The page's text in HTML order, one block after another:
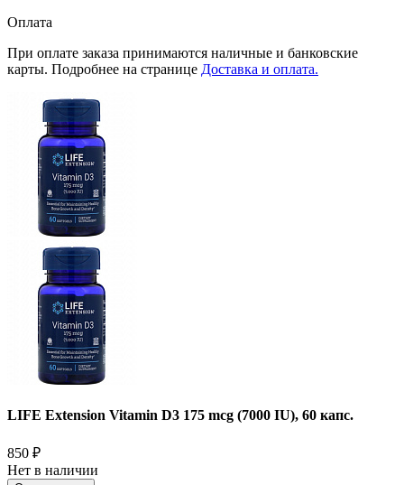
Оплата
При оплате заказа принимаются наличные и банковские
карты. Подробнее на странице Доставка и оплата.
LIFE Extension Vitamin D3 175 mcg (7000 IU), 60 капс.
850 ₽
Нет в наличии